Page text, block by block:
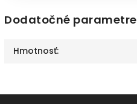
Dodatočné parametre
Hmotnosť: